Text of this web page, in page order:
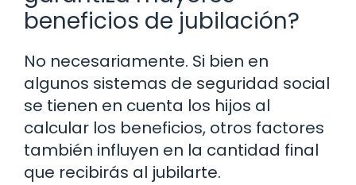
beneficios de jubilación?
No necesariamente. Si bien en
algunos sistemas de seguridad social
se tienen en cuenta los hijos al
calcular los beneficios, otros factores
también influyen en la cantidad final
que recibirás al jubilarte.